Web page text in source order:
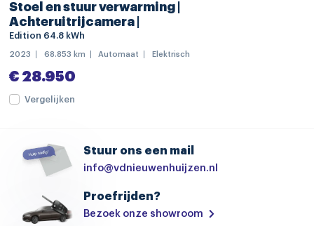
achteruitrij assistent
alarm klasse 1(startblokkering)
Anti Blokkeer Systeem
automatische snelheids begrenzing
autonome parkeerfunctie
bandenspanningscontrolesysteem
bots waarschuwing systeem
Stoel en stuur verwarming |
Achteruitrijcamera |
Edition 64.8 kWh
2023 68.853 km Automaat Elektrisch
€ 28.950
Vergelijken
Stuur ons een mail
info@vdnieuwenhuijzen.nl
Proefrijden?
Bezoek onze showroom